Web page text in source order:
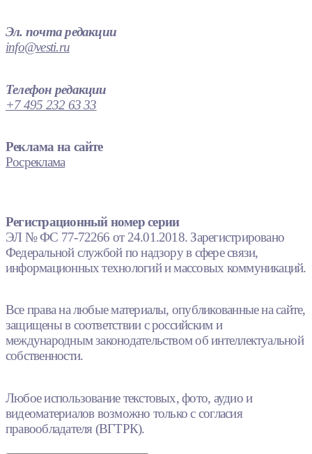
Эл. почта редакции
info@vesti.ru
Телефон редакции
+7 495 232 63 33
Реклама на сайте
Росреклама
Регистрационный номер серии
ЭЛ № ФС 77-72266 от 24.01.2018. Зарегистрировано
Федеральной службой по надзору в сфере связи,
информационных технологий и массовых коммуникаций.
Все права на любые материалы, опубликованные на сайте,
защищены в соответствии с российским и
международным законодательством об интеллектуальной
собственности.
Любое использование текстовых, фото, аудио и
видеоматериалов возможно только с согласия
правообладателя (ВГТРК).